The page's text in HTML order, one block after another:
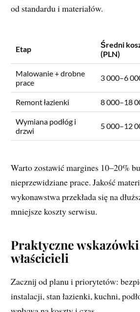
od standardu i materiałów.
Etap
Średni
(PLN)
Malowanie + drobne
prace
3 000–6
Remont łazienki 8 000–18
Wymiana podłóg i
drzwi
5 000–12
Warto zostawić margines 10–20%
nieprzewidziane prace. Jakość
wykonawstwa przekłada się na
mniejsze koszty serwisu.
Praktyczne
właścicieli
Zacznij od planu i priorytetów:
instalacji, stan łazienki, kuchni,